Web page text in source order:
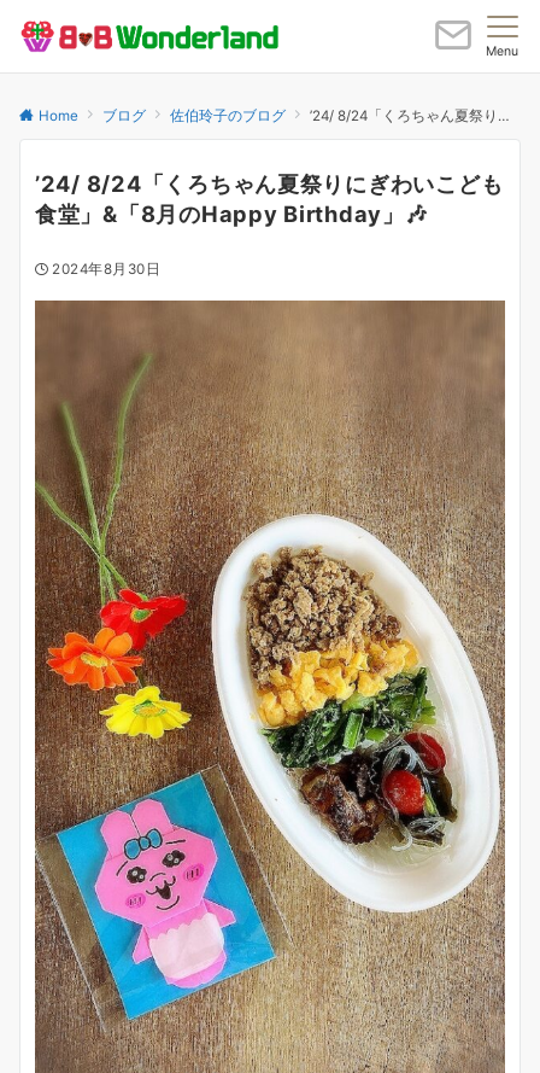
Menu
Home ブログ 佐伯玲子のブログ ’24/ 8/24「くろちゃん夏祭りにぎわいこども食堂」&「8月のHappy Birthday」🎶
’24/ 8/24「くろちゃん夏祭りにぎわいこども
食堂」&「8月のHappy Birthday」🎶
2024年8月30日